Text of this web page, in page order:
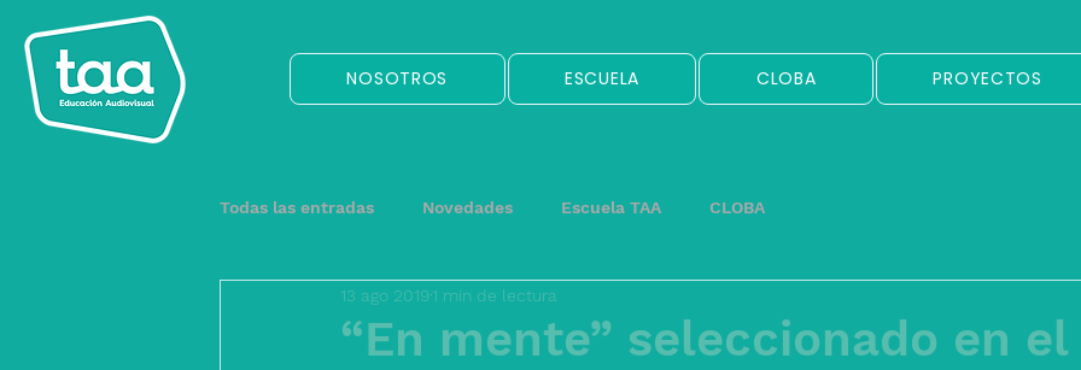
NOSOTROS ESCUELA CLOBA PROYECTOS
Todas las entradas Novedades Escuela TAA CLOBA
“En mente” seleccionado en el
13 ago 20191 min de lectura